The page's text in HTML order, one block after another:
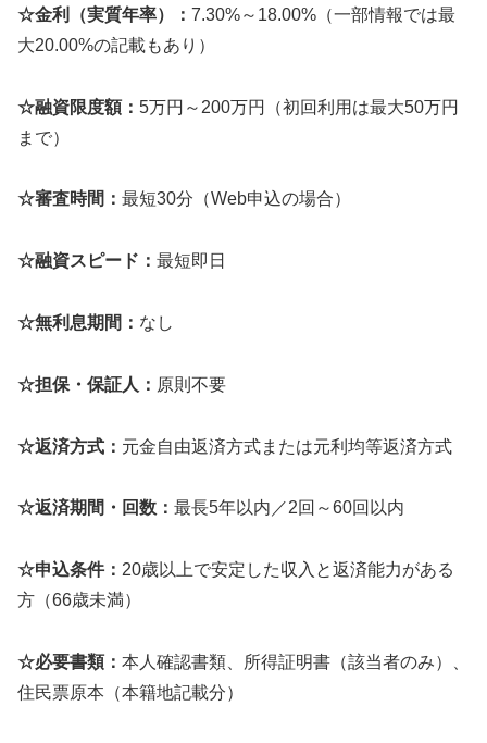
☆金利（実質年率）： 7.30%～18.00%（一部情報では最
大20.00%の記載もあり）
☆融資限度額： 5万円～200万円（初回利用は最大50万円
まで）
☆審査時間： 最短30分（Web申込の場合）
☆融資スピード： 最短即日
☆無利息期間： なし
☆担保・保証人： 原則不要
☆返済方式： 元金自由返済方式または元利均等返済方式
☆返済期間・回数： 最長5年以内／2回～60回以内
☆申込条件： 20歳以上で安定した収入と返済能力がある
方（66歳未満）
☆必要書類： 本人確認書類、所得証明書（該当者のみ）、
住民票原本（本籍地記載分）